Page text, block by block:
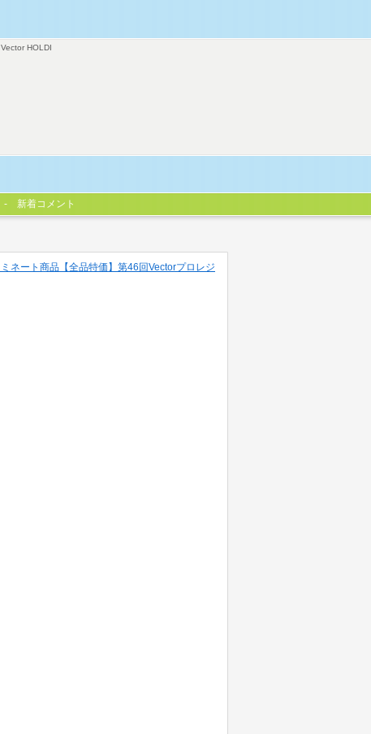
Vector HOLDI
新着コメント